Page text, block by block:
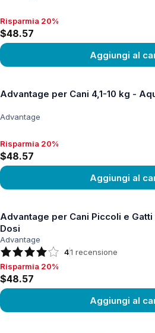
Risparmia 20%, $48.57
Risparmia 20%
$48.57
Aggiungi al
Advantage per Cani 4,1-10 kg -
Advantage
Risparmia 20%, $48.57
Risparmia 20%
$48.57
Aggiungi al
Advantage per Cani Piccoli e
Dosi
Advantage
41 recensione
Risparmia 20%, $48.57
Risparmia 20%
$48.57
Aggiungi al